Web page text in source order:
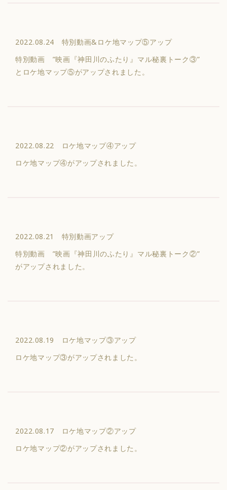
2022.08.24 特別動画&ロケ地マップ⑤アップ
特別動画 ”映画『神田川のふたり』マル秘裏トーク③”
とロケ地マップ⑤がアップされました。
2022.08.22 ロケ地マップ④アップ
ロケ地マップ④がアップされました。
2022.08.21 特別動画アップ
特別動画 ”映画『神田川のふたり』マル秘裏トーク②”
がアップされました。
2022.08.19 ロケ地マップ③アップ
ロケ地マップ③がアップされました。
2022.08.17 ロケ地マップ②アップ
ロケ地マップ②がアップされました。